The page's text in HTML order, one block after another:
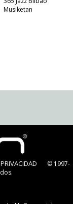
Musiketan
PRIVACIDAD
© 1997-